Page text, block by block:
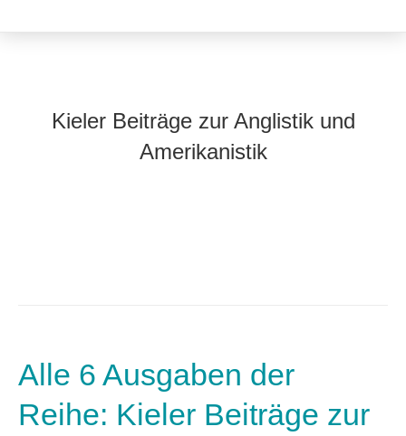
Kieler Beiträge zur Anglistik und
Amerikanistik
Alle 6 Ausgaben der
Reihe: Kieler Beiträge zur